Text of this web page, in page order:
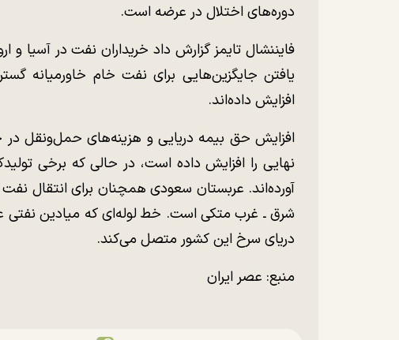
دوره‌های اختلال در عرضه است.
فایننشال تایمز گزارش داد خریداران نفت در آسیا
یافتن جایگزین‌هایی برای نفت خام خاورمیانه
افزایش داده‌اند.
افزایش حق بیمه دریایی و هزینه‌های حمل‌ونقل در
نهایی را افزایش داده است، در حالی که برخی
آورده‌اند. عربستان سعودی همچنان برای انتقال
شرق ـ غرب متکی است. خط لوله‌ای که میادین
دریای سرخ این کشور متصل می‌کند.
منبع: عصر ایران